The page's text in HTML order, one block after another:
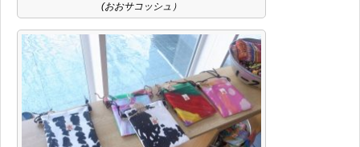
(おおサコッシュ）